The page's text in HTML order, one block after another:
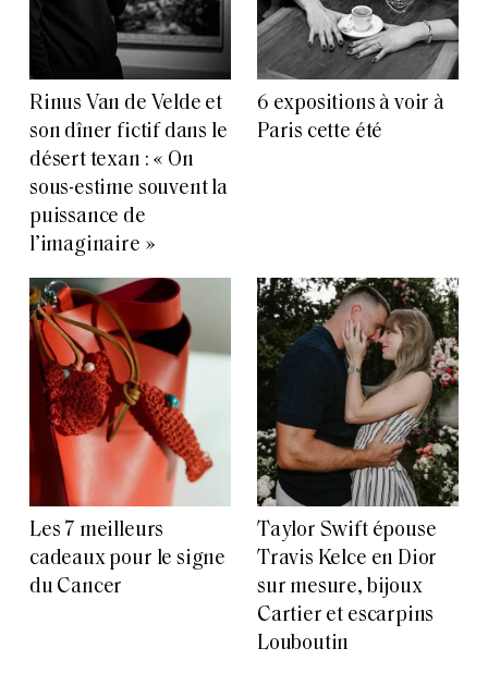
Rinus Van de Velde et
son dîner fictif dans le
désert texan : « On
sous-estime souvent la
puissance de
l’imaginaire »
6 expositions à voir à
Paris cette été
Les 7 meilleurs
cadeaux pour le signe
du Cancer
Taylor Swift épouse
Travis Kelce en Dior
sur mesure, bijoux
Cartier et escarpins
Louboutin